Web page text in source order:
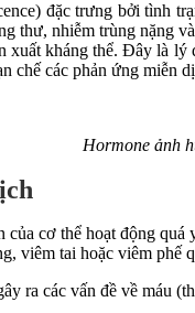
đặc trưng bởi tình
thư, nhiễm trùng nặng
xuất kháng thể. Đây là
chế các phản ứng
Hormone ảnh
cơ thể hoạt động
viêm tai hoặc viêm phế
ra các vấn đề về máu